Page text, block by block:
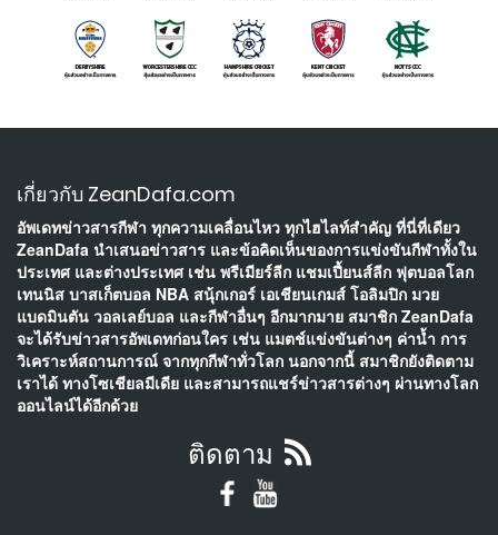
เกี่ยวกับ ZeanDafa.com
อัพเดทข่าวสารกีฬา ทุกความเคลื่อนไหว ทุกไฮไลท์สำคัญ ที่นี่ที่เดียว
ZeanDafa นำเสนอข่าวสาร และข้อคิดเห็นของการแข่งขันกีฬาทั้งใน
ประเทศ และต่างประเทศ เช่น พรีเมียร์ลีก แชมเปี้ยนส์ลีก ฟุตบอลโลก
เทนนิส บาสเก็ตบอล NBA สนุ้กเกอร์ เอเชียนเกมส์ โอลิมปิก มวย
แบดมินตัน วอลเลย์บอล และกีฬาอื่นๆ อีกมากมาย สมาชิก ZeanDafa
จะได้รับข่าวสารอัพเดทก่อนใคร เช่น แมตช์แข่งขันต่างๆ ค่าน้ำ การ
วิเคราะห์สถานการณ์ จากทุกกีฬาทั่วโลก นอกจากนี้ สมาชิกยังติดตาม
เราได้ ทางโซเชียลมีเดีย และสามารถแชร์ข่าวสารต่างๆ ผ่านทางโลก
ออนไลน์ได้อีกด้วย
ติดตาม